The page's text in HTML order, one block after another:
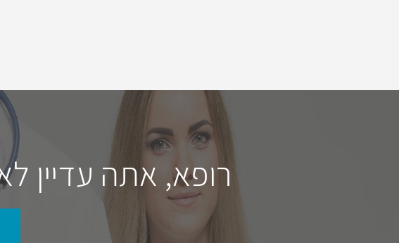
רופא, אתה עדיין